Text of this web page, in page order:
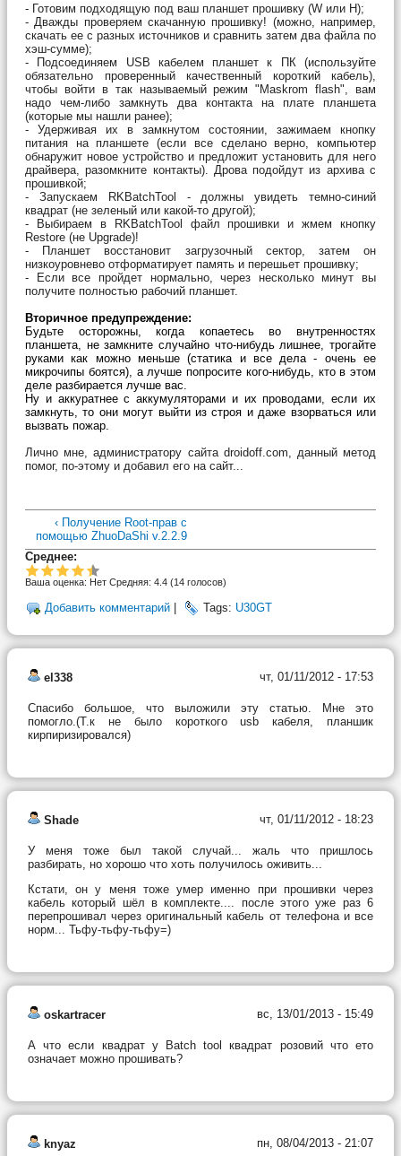
- Готовим подходящую под ваш планшет прошивку (W или H);
- Дважды проверяем скачанную прошивку! (можно, например,
скачать ее с разных источников и сравнить затем два файла по
хэш-сумме);
- Подсоединяем USB кабелем планшет к ПК (используйте
обязательно проверенный качественный короткий кабель),
чтобы войти в так называемый режим "Maskrom flash", вам
надо чем-либо замкнуть два контакта на плате планшета
(которые мы нашли ранее);
- Удерживая их в замкнутом состоянии, зажимаем кнопку
питания на планшете (если все сделано верно, компьютер
обнаружит новое устройство и предложит установить для него
драйвера, разомкните контакты). Дрова подойдут из архива с
прошивкой;
- Запускаем RKBatchTool - должны увидеть темно-синий
квадрат (не зеленый или какой-то другой);
- Выбираем в RKBatchTool файл прошивки и жмем кнопку
Restore (не Upgrade)!
- Планшет восстановит загрузочный сектор, затем он
низкоуровнево отформатирует память и перешьет прошивку;
- Если все пройдет нормально, через несколько минут вы
получите полностью рабочий планшет.
Вторичное предупреждение:
Будьте осторожны, когда копаетесь во внутренностях
планшета, не замкните случайно что-нибудь лишнее, трогайте
руками как можно меньше (статика и все дела - очень ее
микрочипы боятся), а лучше попросите кого-нибудь, кто в этом
деле разбирается лучше вас.
Ну и аккуратнее с аккумуляторами и их проводами, если их
замкнуть, то они могут выйти из строя и даже взорваться или
вызвать пожар.
Лично мне, администратору сайта droidoff.com, данный метод
помог, по-этому и добавил его на сайт...
‹ Получение Root-прав с
помощью ZhuoDaShi v.2.2.9
Среднее:
Ваша оценка: Нет Средняя: 4.4 (14 голосов)
Добавить комментарий Tags: U30GT
el338 чт, 01/11/2012 - 17:53
Спасибо большое, что выложили эту статью. Мне это
помогло.(Т.к не было короткого usb кабеля, планшик
кирпиризировался)
Shade чт, 01/11/2012 - 18:23
У меня тоже был такой случай... жаль что пришлось
разбирать, но хорошо что хоть получилось оживить...
Кстати, он у меня тоже умер именно при прошивки через
кабель который шёл в комплекте.... после этого уже раз 6
перепрошивал через оригинальный кабель от телефона и все
норм... Тьфу-тьфу-тьфу=)
oskartracer вс, 13/01/2013 - 15:49
А что если квадрат у Batch tool квадрат розовий что ето
означает можно прошивать?
knyaz пн, 08/04/2013 - 21:07